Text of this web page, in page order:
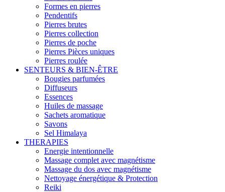
Formes en pierres
Pendentifs
Pierres brutes
Pierres collection
Pierres de poche
Pierres Pièces uniques
Pierres roulée
SENTEURS & BIEN-ÊTRE
Bougies parfumées
Diffuseurs
Essences
Huiles de massage
Sachets aromatique
Savons
Sel Himalaya
THERAPIES
Energie intentionnelle
Massage complet avec magnétisme
Massage du dos avec magnétisme
Nettoyage énergétique & Protection
Reiki